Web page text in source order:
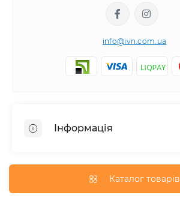
info@ivn.com.ua
Інформація
Доставка та оплата
Каталог товарів